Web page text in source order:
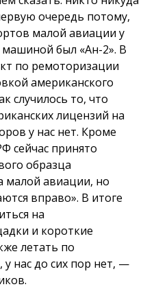
очередь потому,
малой авиации у
был «Ан-2». В
по ремоторизации
американского
случилось то, что
лицензий на
у нас нет. Кроме
сейчас принято
образца
малой авиации, но
вправо». В итоге
на
и короткие
летать по
нас до сих пор нет, —